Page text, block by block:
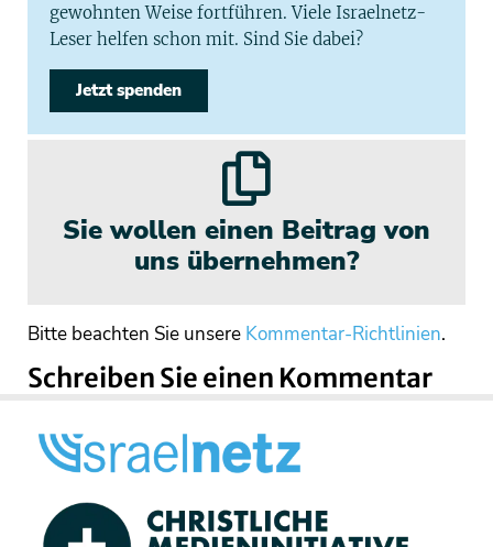
gewohnten Weise fortführen. Viele Israelnetz-
Leser helfen schon mit. Sind Sie dabei?
Jetzt spenden
Sie wollen einen Beitrag von
uns übernehmen?
Bitte beachten Sie unsere Kommentar-Richtlinien.
Schreiben Sie einen Kommentar